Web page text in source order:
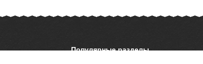
Популярные разделы